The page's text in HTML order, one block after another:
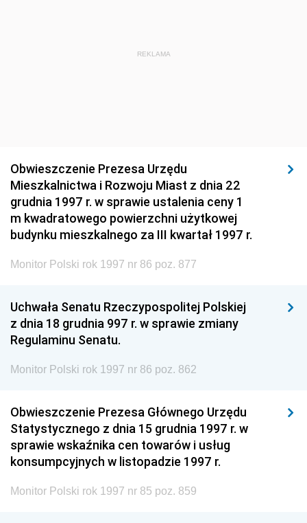
REKLAMA
Obwieszczenie Prezesa Urzędu
Mieszkalnictwa i Rozwoju Miast z dnia 22
grudnia 1997 r. w sprawie ustalenia ceny 1
m kwadratowego powierzchni użytkowej
budynku mieszkalnego za III kwartał 1997 r.
Monitor Polski rok 1997 nr 86 poz. 877
Uchwała Senatu Rzeczypospolitej Polskiej
z dnia 18 grudnia 997 r. w sprawie zmiany
Regulaminu Senatu.
Monitor Polski rok 1997 nr 86 poz. 862
Obwieszczenie Prezesa Głównego Urzędu
Statystycznego z dnia 15 grudnia 1997 r. w
sprawie wskaźnika cen towarów i usług
konsumpcyjnych w listopadzie 1997 r.
Monitor Polski rok 1997 nr 85 poz. 859